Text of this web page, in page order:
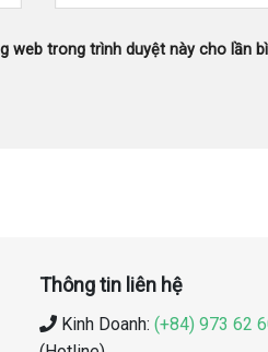
web trong trình duyệt này cho lần
Thông tin liên hệ
Kinh Doanh: (+84) 973 62